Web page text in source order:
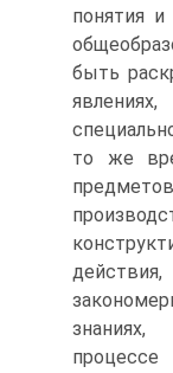
понятия
быть
то же
процессе